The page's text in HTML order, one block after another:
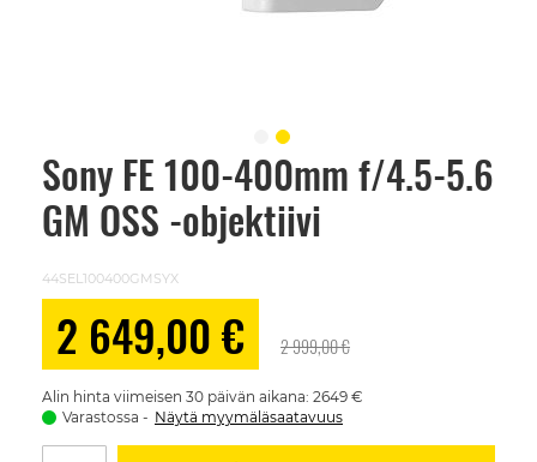
Sony FE 100-400mm f/4.5-5.6
GM OSS -objektiivi
44SEL100400GMSYX
2 649,00 € 2 999,00 €
Alin hinta viimeisen 30 päivän aikana: 2649 €
Varastossa
Näytä myymäläsaatavuus
Skip
beginning
images
gallery